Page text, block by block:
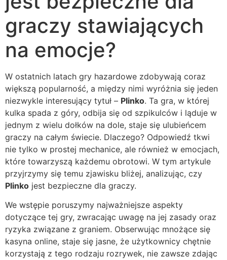
graczy stawiających
na emocje?
W ostatnich latach gry hazardowe zdobywają coraz
większą popularność, a między nimi wyróżnia się jeden
niezwykle interesujący tytuł – Plinko. Ta gra, w której
kulka spada z góry, odbija się od szpikulców i ląduje w
jednym z wielu dołków na dole, staje się ulubieńcem
graczy na całym świecie. Dlaczego? Odpowiedź tkwi
nie tylko w prostej mechanice, ale również w emocjach,
które towarzyszą każdemu obrotowi. W tym artykule
przyjrzymy się temu zjawisku bliżej, analizując, czy
Plinko jest bezpieczne dla graczy.
We wstępie poruszymy najważniejsze aspekty
dotyczące tej gry, zwracając uwagę na jej zasady oraz
ryzyka związane z graniem. Obserwując mnożące się
kasyna online, staje się jasne, że użytkownicy chętnie
korzystają z tego rodzaju rozrywek, nie zawsze zdając